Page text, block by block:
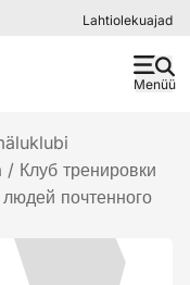
Lahtiolekuajad
Menüü
Клуб тренировки
почтенного